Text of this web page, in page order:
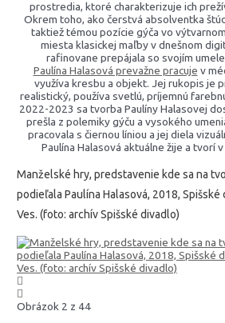
prostredia, ktoré charakterizuje ich
Okrem toho, ako čerstvá absolventka
taktiež témou pozície gýča vo
miesta klasickej maľby v dnešnom
rafinovane prepájala so svojím
Paulína Halasová prevažne pracuje v
využíva kresbu a objekt. Jej rukopis je
realistický, používa svetlú, príjemnú
2022-2023 sa tvorba Paulíny Halasovej
prešla z polemiky gýču a vysokého
pracovala s čiernou líniou a jej diela
Paulína Halasová aktuálne žije a tvorí
Manželské hry, predstavenie kde sa na
podieľala Paulína Halasová, 2018, Spišské
Ves. (foto: archív Spišské divadlo)
Obrázok 2 z 44